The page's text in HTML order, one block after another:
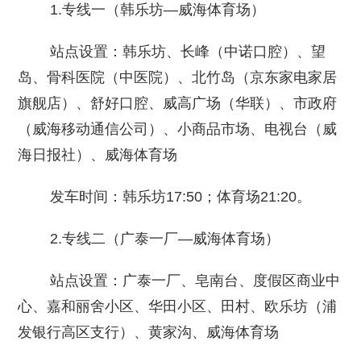
1.专线一（韩乐坊—威海体育场）
站点设置：韩乐坊、长峰（中诺口腔）、望
岛、骨科医院（中医院）、北竹岛（京东家电家居
旗舰店）、舒好口腔、威高广场（华联）、市政府
（威海移动通信公司）、小商品市场、电视台（威
海日报社）、威海体育场
发车时间：韩乐坊17:50；体育场21:20。
2.专线二（广泰一厂—威海体育场）
站点设置：广泰一厂、皂南台、度假区商业中
心、嘉和丽舍小区、华田小区、田村、欧乐坊（浦
发银行高区支行）、黄家沟、威海体育场